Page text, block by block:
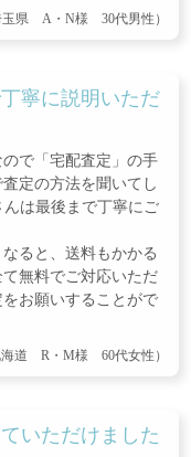
玉県 A・N様 30代男性）
寧に説明いただ
で「宅配査定」の手
定の方法を聞いてし
は最後まで丁寧にご
ると、送料もかかる
無料でご対応いただ
お願いすることがで
海道 R・M様 60代女性）
いただけました